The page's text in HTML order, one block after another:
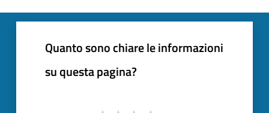
Quanto sono chiare le informazioni
su questa pagina?